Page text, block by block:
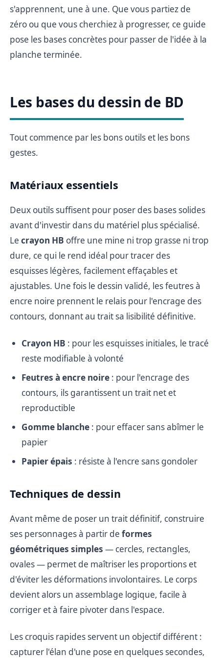
s'apprennent, une à une. Que vous partiez de
zéro ou que vous cherchiez à progresser, ce guide
pose les bases concrètes pour passer de l'idée à la
planche terminée.
Les bases du dessin de BD
Tout commence par les bons outils et les bons
gestes.
Matériaux essentiels
Deux outils suffisent pour poser des bases solides
avant d'investir dans du matériel plus spécialisé.
Le crayon HB offre une mine ni trop grasse ni trop
dure, ce qui le rend idéal pour tracer des
esquisses légères, facilement effaçables et
ajustables. Une fois le dessin validé, les feutres à
encre noire prennent le relais pour l'encrage des
contours, donnant au trait sa lisibilité définitive.
Crayon HB : pour les esquisses initiales, le tracé
reste modifiable à volonté
Feutres à encre noire : pour l'encrage des
contours, ils garantissent un trait net et
reproductible
Gomme blanche : pour effacer sans abîmer le
papier
Papier épais : résiste à l'encre sans gondoler
Techniques de dessin
Avant même de poser un trait définitif, construire
ses personnages à partir de formes
géométriques simples — cercles, rectangles,
ovales — permet de maîtriser les proportions et
d'éviter les déformations involontaires. Le corps
devient alors un assemblage logique, facile à
corriger et à faire pivoter dans l'espace.
Les croquis rapides servent un objectif différent :
capturer l'élan d'une pose en quelques secondes,